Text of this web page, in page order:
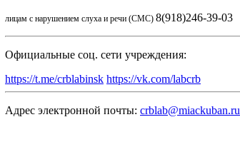
лицам с нарушением слуха и речи (СМС) 8(918)246-39-03
Официальные соц. сети учреждения:
https://t.me/crblabinsk https://vk.com/labcrb
Адрес электронной почты: crblab@miackuban.ru